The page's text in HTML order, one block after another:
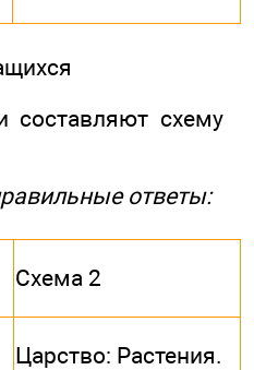
составляют схему
ответы:
Схема 2
Царство: Растения.